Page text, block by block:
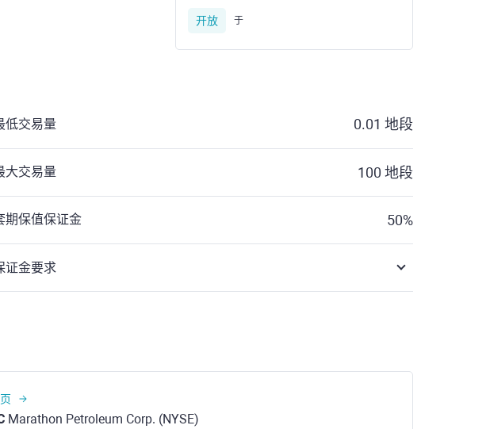
开放 于
低交易量 0.01 地段
大交易量 100 地段
期保值保证金 50%
证金要求
Marathon Petroleum Corp. (NYSE)